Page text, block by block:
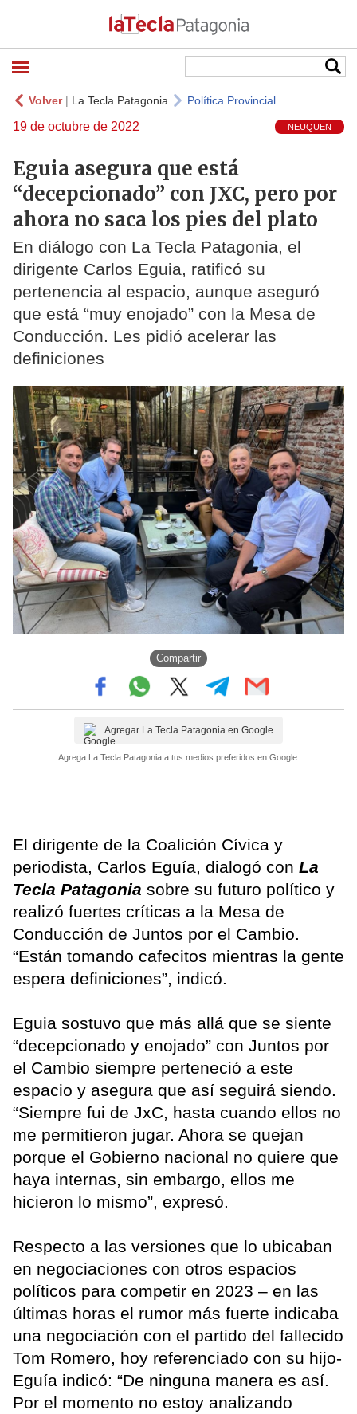
Volver| La Tecla Patagonia Política Provincial
19 de octubre de 2022 NEUQUEN
Eguia asegura que está
“decepcionado” con JXC, pero por
ahora no saca los pies del plato
En diálogo con La Tecla Patagonia, el
dirigente Carlos Eguia, ratificó su
pertenencia al espacio, aunque aseguró
que está “muy enojado” con la Mesa de
Conducción. Les pidió acelerar las
definiciones
Compartir
Agregar La Tecla Patagonia en Google
Agrega La Tecla Patagonia a tus medios preferidos en Google.
El dirigente de la Coalición Cívica y
periodista, Carlos Eguía, dialogó con La
Tecla Patagonia sobre su futuro político y
realizó fuertes críticas a la Mesa de
Conducción de Juntos por el Cambio.
“Están tomando cafecitos mientras la gente
espera definiciones”, indicó.
Eguia sostuvo que más allá que se siente
“decepcionado y enojado” con Juntos por
el Cambio siempre perteneció a este
espacio y asegura que así seguirá siendo.
“Siempre fui de JxC, hasta cuando ellos no
me permitieron jugar. Ahora se quejan
porque el Gobierno nacional no quiere que
haya internas, sin embargo, ellos me
hicieron lo mismo”, expresó.
Respecto a las versiones que lo ubicaban
en negociaciones con otros espacios
políticos para competir en 2023 – en las
últimas horas el rumor más fuerte indicaba
una negociación con el partido del fallecido
Tom Romero, hoy referenciado con su hijo-
Eguía indicó: “De ninguna manera es así.
Por el momento no estoy analizando